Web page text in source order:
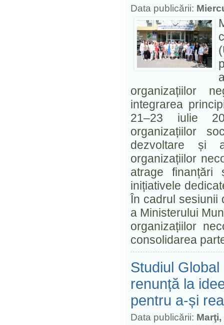
Data publicării:
organizațiilor
integrarea
21–23 iulie
organizațiilor
dezvoltare și
organizațiilor
atrage
inițiativele
În cadrul sesiunii
a Ministerului
organizațiilor
consolidarea
Studiul
renunță la
pentru a-și
Data publicării: